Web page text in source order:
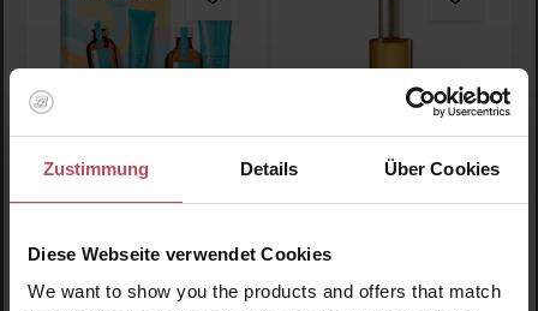
Zustimmung Details Über Cookies
Diese Webseite verwendet Cookies
We want to show you the products and offers that match
Destination Hydration
– Haar- und
Körperpflege Set
Durchschnittliche
Trockenöl für den Körper
50 ml (61,90 € / 100 ml)